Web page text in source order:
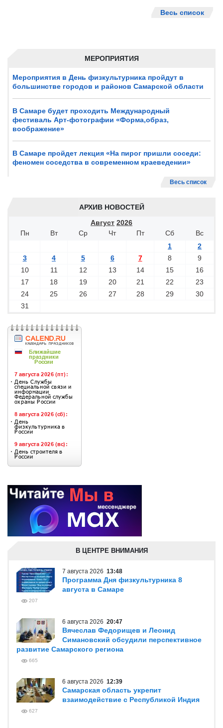
МЕРОПРИЯТИЯ
Мероприятия в День физкультурника пройдут в
большинстве городов и районов Самарской области
В Самаре будет проходить Международный
фестиваль Арт-фотографии «Форма,образ,
воображение»
В Самаре пройдет лекция «На пирог пришли соседи:
феномен соседства в современном краеведении»
Весь список
АРХИВ НОВОСТЕЙ
Август 2026
Пн
Вт Ср Чт Пт Сб
Вс
1
2
3
4 5 6 7 8
9
10
11 12 13 14 15
16
17
18 19 20 21 22
23
24
25 26 27 28 29
30
31
Весь список
В ЦЕНТРЕ ВНИМАНИЯ
7 августа 2026 13:48
Программа Дня физкультурника 8
августа в Самаре
207
6 августа 2026 20:47
Вячеслав Федорищев и Леонид
Симановский обсудили перспективное
развитие Самарского региона
665
6 августа 2026 12:39
Самарская область укрепит
взаимодействие с Республикой Индия
627